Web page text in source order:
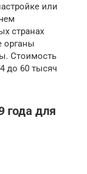
или
странах
органы
Стоимость
до 60 тысяч
года для